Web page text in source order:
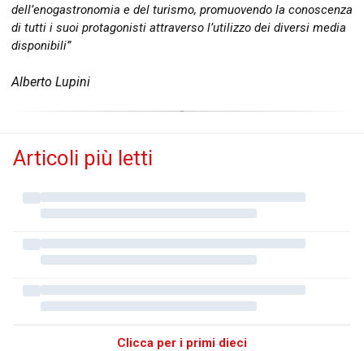
dell’enogastronomia e del turismo, promuovendo la conoscenza
di tutti i suoi protagonisti attraverso l’utilizzo dei diversi media
disponibili”
Alberto Lupini
Articoli più letti
Clicca per i primi dieci